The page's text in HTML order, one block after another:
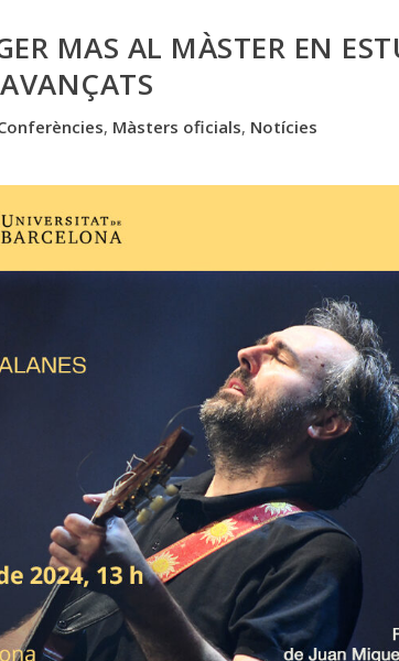
MAS AL MÀSTER EN
AVANÇATS
, Màsters oficials, Notícies